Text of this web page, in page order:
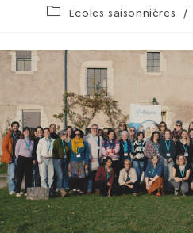
Ecoles saisonnières
/